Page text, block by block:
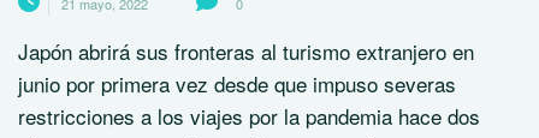
Japón abrirá sus fronteras al turismo extranjero en
junio por primera vez desde que impuso severas
restricciones a los viajes por la pandemia hace dos